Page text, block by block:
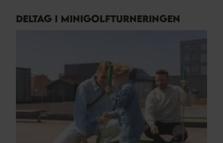
DELTAG I MINIGOLFTURNERINGEN